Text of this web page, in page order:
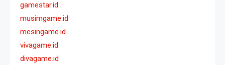
gamestar.id
musimgame.id
mesingame.id
vivagame.id
divagame.id